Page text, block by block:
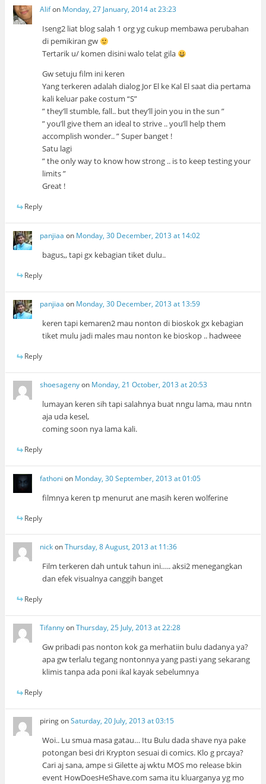
Alifon Monday, 27 January, 2014 at 23:23
Iseng2 liat blog salah 1 org yg cukup membawa perubahan
di pemikiran gw
Tertarik u/ komen disini walo telat gila
Gw setuju film ini keren
Yang terkeren adalah dialog Jor El ke Kal El saat dia pertama
kali keluar pake costum “S”
” they’ll stumble, fall.. but they’ll join you in the sun ”
” you’ll give them an ideal to strive .. you’ll help them
accomplish wonder.. ” Super banget !
Satu lagi
” the only way to know how strong .. is to keep testing your
limits ”
Great !
Reply
panjiaa on Monday, 30 December, 2013 at 14:02
bagus,, tapi gx kebagian tiket dulu..
Reply
panjiaa on Monday, 30 December, 2013 at 13:59
keren tapi kemaren2 mau nonton di bioskok gx kebagian
tiket mulu jadi males mau nonton ke bioskop .. hadweee
Reply
shoesagenyon Monday, 21 October, 2013 at 20:53
lumayan keren sih tapi salahnya buat nngu lama, mau nntn
aja uda kesel,
coming soon nya lama kali.
Reply
fathoni on Monday, 30 September, 2013 at 01:05
filmnya keren tp menurut ane masih keren wolferine
Reply
nickonThursday, 8 August, 2013 at 11:36
Film terkeren dah untuk tahun ini….. aksi2 menegangkan
dan efek visualnya canggih banget
Reply
TifannyonThursday, 25 July, 2013 at 22:28
Gw pribadi pas nonton kok ga merhatiin bulu dadanya ya?
apa gw terlalu tegang nontonnya yang pasti yang sekarang
klimis tanpa ada poni ikal kayak sebelumnya
Reply
piringonSaturday, 20 July, 2013 at 03:15
Woi.. Lu smua masa gatau… Itu Bulu dada shave nya pake
potongan besi dri Krypton sesuai di comics. Klo g prcaya?
Cari aj sana, ampe si Gilette aj wktu MOS mo release bkin
event HowDoesHeShave.com sama itu kluarganya yg mo